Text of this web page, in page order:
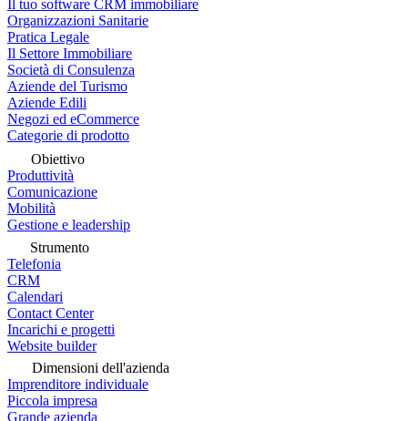
Il tuo software CRM immobiliare
Organizzazioni Sanitarie
Pratica Legale
Il Settore Immobiliare
Società di Consulenza
Aziende del Turismo
Aziende Edili
Negozi ed eCommerce
Categorie di prodotto
Obiettivo
Produttività
Comunicazione
Mobilità
Gestione e leadership
Strumento
Telefonia
CRM
Calendari
Contact Center
Incarichi e progetti
Website builder
Dimensioni dell'azienda
Imprenditore individuale
Piccola impresa
Grande azienda